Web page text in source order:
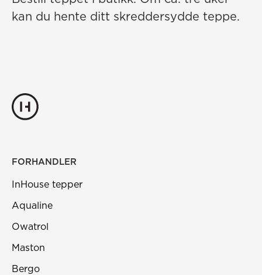
kan du hente ditt skreddersydde teppe.
FORHANDLER
InHouse tepper
Aqualine
Owatrol
Maston
Bergo